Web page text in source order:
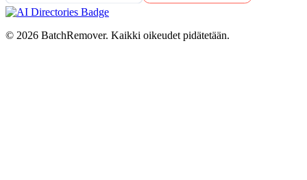
© 2026 BatchRemover. Kaikki oikeudet pidätetään.